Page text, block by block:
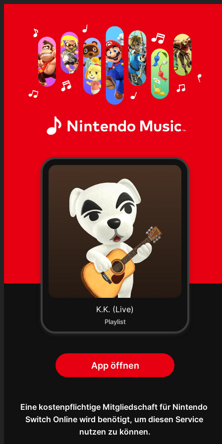
K.K. (Live)
Playlist
App öffnen
Eine kostenpflichtige Mitgliedschaft für Nintendo
Switch Online wird benötigt, um diesen Service
nutzen zu können.